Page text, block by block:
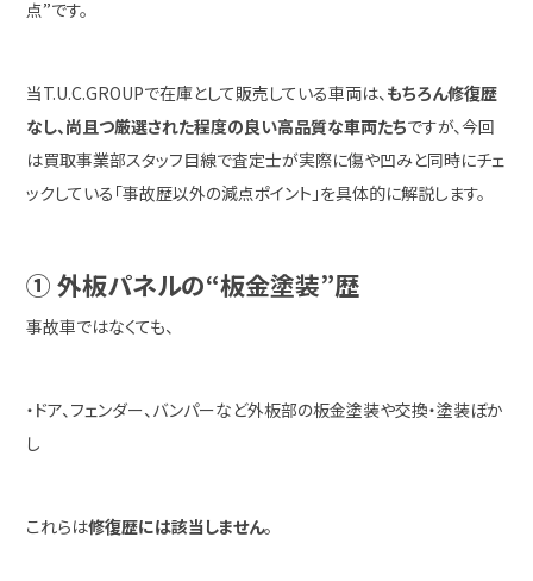
点”です。
当T.U.C.GROUPで在庫として販売している車両は、もちろん修復歴
なし、尚且つ厳選された程度の良い高品質な車両たちですが、今回
は買取事業部スタッフ目線で査定士が実際に傷や凹みと同時にチェ
ックしている「事故歴以外の減点ポイント」を具体的に解説します。
① 外板パネルの“板金塗装”歴
事故車ではなくても、
・ドア、フェンダー、バンパーなど外板部の板金塗装や交換・塗装ぼか
し
これらは修復歴には該当しません。